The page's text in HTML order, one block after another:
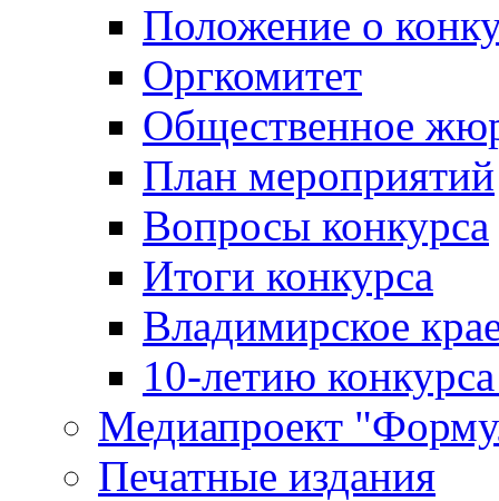
Положение о
Оргкомитет
Общественное
План мероприятий
Вопросы конкурса
Итоги конкурса
Владимирское
10-летию
Медиапроект
Печатные издания